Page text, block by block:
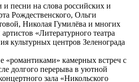
песни на слова российских и
Рождественского, Ольги
Николая Гумилёва и многих
«Литературного театра
культурных центров Зеленограда
«романтиками» камерных встреч с
долгого перерыва в уютной
зала «Никольского